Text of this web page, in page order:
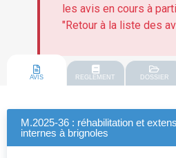
les avis en cours à
"Retour à la liste des
AVIS REGLEMENT DOSSIER
M.2025-36 : réhabilitation et
internes à brignoles